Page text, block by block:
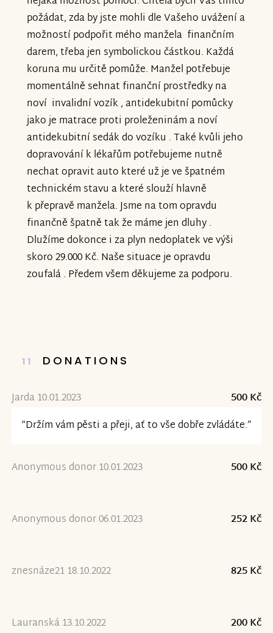
požádat, zda by jste mohli dle Vašeho uvážení a
možností podpořit mého manžela finančním
darem, třeba jen symbolickou částkou. Každá
koruna mu určitě pomůže. Manžel potřebuje
momentálně sehnat finanční prostředky na
noví invalidní vozík , antidekubitní pomůcky
jako je matrace proti proleženinám a noví
antidekubitní sedák do vozíku . Také kvůli jeho
dopravování k lékařům potřebujeme nutně
nechat opravit auto které už je ve špatném
technickém stavu a které slouží hlavně
k přepravě manžela. Jsme na tom opravdu
finančně špatně tak že máme jen dluhy .
Dlužíme dokonce i za plyn nedoplatek ve výši
skoro 29.000 Kč. Naše situace je opravdu
zoufalá . Předem všem děkujeme za podporu.
11 DONATIONS
Jarda 10.01.2023
500 Kč
“Držím vám pěsti a přeji, ať to vše dobře zvládáte.”
Anonymous donor 10.01.2023 500 Kč
Anonymous donor 06.01.2023 252 Kč
znesnáze21 18.10.2022 825 Kč
Lauranská 13.10.2022 200 Kč